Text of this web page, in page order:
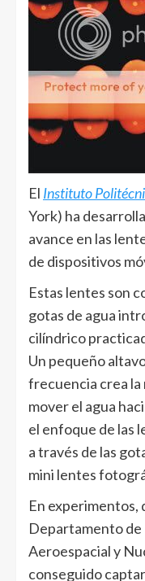
El Instituto
York) ha
avance en las
de dispositivos
Estas lentes son
gotas de agua
cilíndrico
Un pequeño
frecuencia crea la
mover el agua
el enfoque de las
a través de las
mini lentes
En experimentos,
Departamento
Aeroespacial y
conseguido